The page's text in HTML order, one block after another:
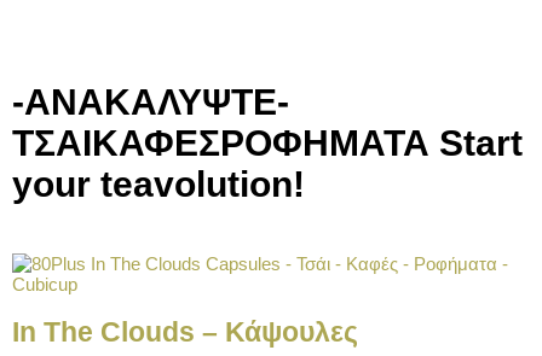
-ΑΝΑΚΑΛΥΨΤΕ-
ΤΣΑΙΚΑΦΕΣΡΟΦΗΜΑΤΑ Start
your teavolution!
In The Clouds – Κάψουλες